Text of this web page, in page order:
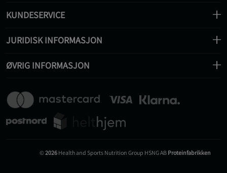
KUNDESERVICE
JURIDISK INFORMASJON
ØVRIG INFORMASJON
©2026 Health and Sports Nutrition Group HSNG AB Proteinfabrikken